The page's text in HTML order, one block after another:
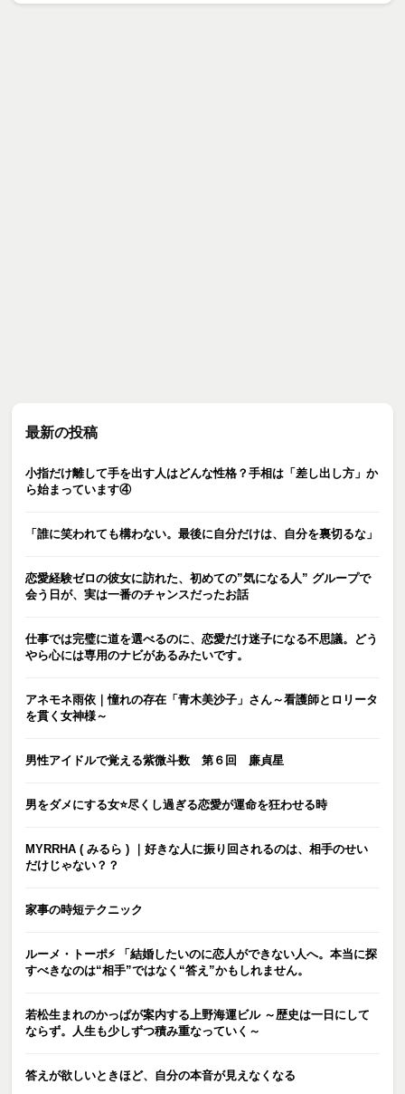
最新の投稿
小指だけ離して手を出す人はどんな性格？手相は「差し出し方」か
ら始まっています④
「誰に笑われても構わない。最後に自分だけは、自分を裏切るな」
恋愛経験ゼロの彼女に訪れた、初めての”気になる人” グループで
会う日が、実は一番のチャンスだったお話
仕事では完璧に道を選べるのに、恋愛だけ迷子になる不思議。どう
やら心には専用のナビがあるみたいです。
アネモネ雨依｜憧れの存在「青木美沙子」さん～看護師とロリータ
を貫く女神様～
男性アイドルで覚える紫微斗数 第６回 廉貞星
男をダメにする女⭐️尽くし過ぎる恋愛が運命を狂わせる時
MYRRHA ( みるら ) ｜好きな人に振り回されるのは、相手のせい
だけじゃない？？
家事の時短テクニック
ルーメ・トーポ⚡️ 「結婚したいのに恋人ができない人へ。本当に探
すべきなのは“相手”ではなく“答え”かもしれません。
若松生まれのかっぱが案内する上野海運ビル ～歴史は一日にして
ならず。人生も少しずつ積み重なっていく～
答えが欲しいときほど、自分の本音が見えなくなる